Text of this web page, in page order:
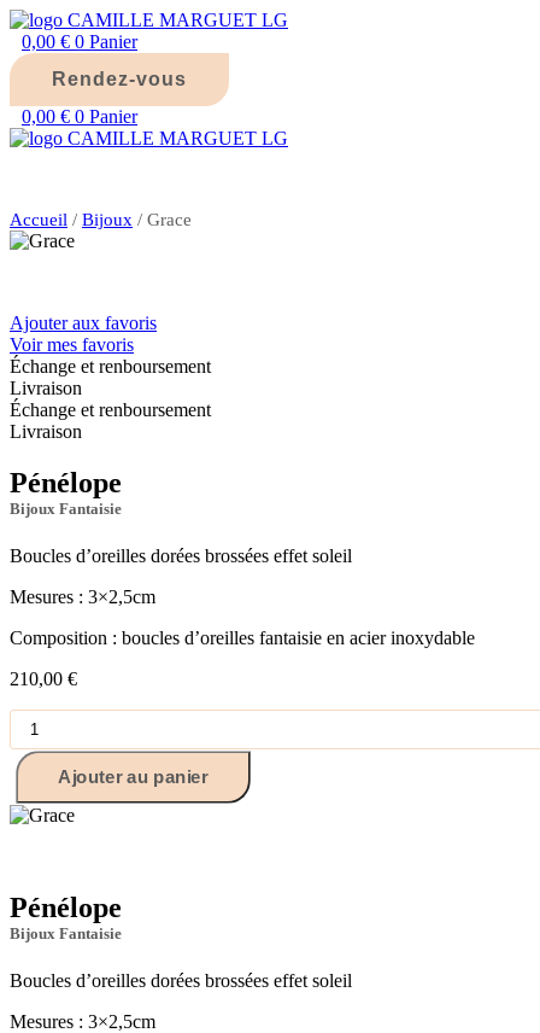
Aller
au
contenu
0,00 € 0 Panier
Rendez-vous
0,00 € 0 Panier
Accueil / Bijoux / Grace
Ajouter aux favoris
Voir mes favoris
Échange et renboursement
Livraison
Échange et renboursement
Livraison
Pénélope
Bijoux Fantaisie
Boucles d’oreilles dorées brossées effet soleil
Mesures : 3×2,5cm
Composition : boucles d’oreilles fantaisie en acier inoxydable
210,00 €
quantité
Grace
Ajouter au panier
Pénélope
Bijoux Fantaisie
Boucles d’oreilles dorées brossées effet soleil
Mesures : 3×2,5cm